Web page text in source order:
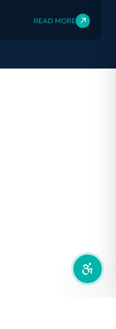
READ MORE
Deutan Tritan